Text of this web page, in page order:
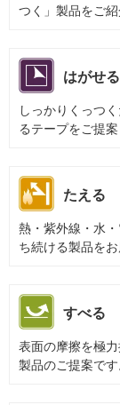
つく」製品をご紹
はがせる
しっかりくっつ
るテープをご提案
たえる
熱・紫外線・水
ち続ける製品をお
すべる
表面の摩擦を極
製品のご提案です